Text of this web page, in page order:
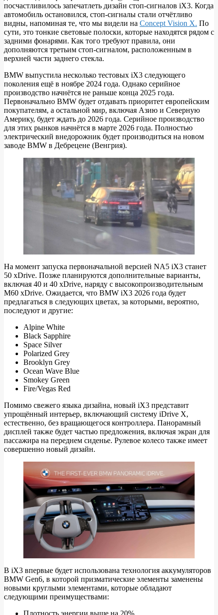
iX3
2026
года
засекли
в
Мюнхене
посчастливилось запечатлеть дизайн стоп-сигналов iX3. Когда
автомобиль остановился, стоп-сигналы стали отчётливо
видны, напоминая те, что мы видели на Concept Vision X. По
сути, это тонкие световые полоски, которые находятся рядом с
задними фонарями. Как того требуют правила, они
дополняются третьим стоп-сигналом, расположенным в
верхней части заднего стекла.
BMW выпустила несколько тестовых iX3 следующего
поколения ещё в ноябре 2024 года. Однако серийное
производство начнётся не раньше конца 2025 года.
Первоначально BMW будет отдавать приоритет европейским
покупателям, а остальной мир, включая Азию и Северную
Америку, будет ждать до 2026 года. Серийное производство
для этих рынков начнётся в марте 2026 года. Полностью
электрический внедорожник будет производиться на новом
заводе BMW в Дебрецене (Венгрия).
На момент запуска первоначальной версией NA5 iX3 станет
50 xDrive. Позже планируются дополнительные варианты,
включая 40 и 40 xDrive, наряду с высокопроизводительным
M60 xDrive. Ожидается, что BMW iX3 2026 года будет
предлагаться в следующих цветах, за которыми, вероятно,
последуют и другие:
Alpine White
Black Sapphire
Space Silver
Polarized Grey
Brooklyn Grey
Ocean Wave Blue
Smokey Green
Fire/Vegas Red
Помимо свежего языка дизайна, новый iX3 представит
упрощённый интерьер, включающий систему iDrive X,
естественно, без вращающегося контроллера. Панорамный
дисплей также будет частью предложения, включая экран для
пассажира на переднем сиденье. Рулевое колесо также имеет
совершенно новый дизайн.
В iX3 впервые будет использована технология аккумуляторов
BMW Gen6, в которой призматические элементы заменены
новыми круглыми элементами, которые обладают
следующими преимуществами: